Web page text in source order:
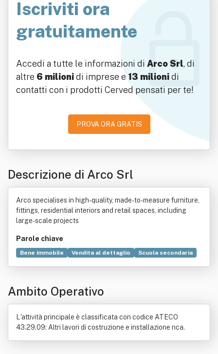
Iscriviti ora
gratuitamente
Accedi a tutte le informazioni di Arco Srl, di
altre 6 milionidi imprese e 13 milionidi
contatti con i prodotti Cerved pensati per te!
PROVA ORA GRATIS
Descrizione di Arco Srl
Arco specialises in high-quality, made-to-measure furniture,
fittings, residential interiors and retail spaces, including
large-scale projects
Parole chiave
Bene immobile Vendita al dettaglio
Scuola secondaria
Elettrodomestico
Illuminazione
Ricerca scientifica
Ambito Operativo
L'attività principale è classificata con codice ATECO
43.29.09: Altri lavori di costruzione e installazione nca.